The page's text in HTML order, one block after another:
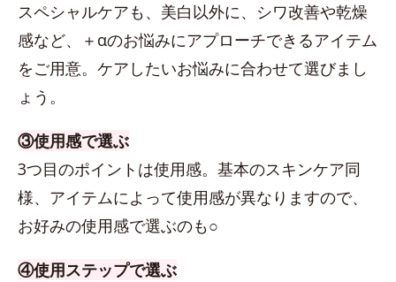
スペシャルケアも、美白以外に、シワ改善や乾燥
感など、＋αのお悩みにアプローチできるアイテム
をご用意。ケアしたいお悩みに合わせて選びまし
ょう。
③使用感で選ぶ
3つ目のポイントは使用感。基本のスキンケア同
様、アイテムによって使用感が異なりますので、
お好みの使用感で選ぶのも○
④使用ステップで選ぶ